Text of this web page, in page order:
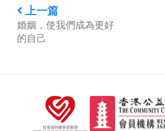
上一篇
婚姻，使我們成為更好
的自己